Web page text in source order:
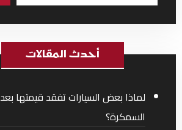
أحدث المقالات
لماذا بعض السيارات تفقد قيمتها بعد
السمكرة؟